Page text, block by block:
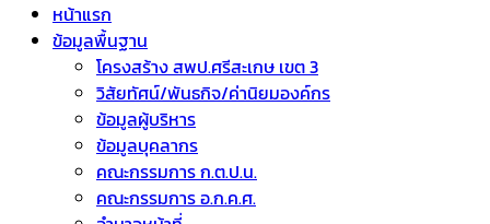
หน้าแรก
ข้อมูลพื้นฐาน
โครงสร้าง สพป.ศรีสะเกษ เขต 3
วิสัยทัศน์/พันธกิจ/ค่านิยมองค์กร
ข้อมูลผู้บริหาร
ข้อมูลบุคลากร
คณะกรรมการ ก.ต.ป.น.
คณะกรรมการ อ.ก.ค.ศ.